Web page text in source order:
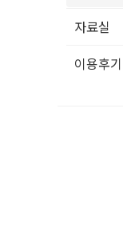
자료실
이용후기